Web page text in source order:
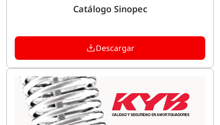
Catálogo Sinopec
Descargar